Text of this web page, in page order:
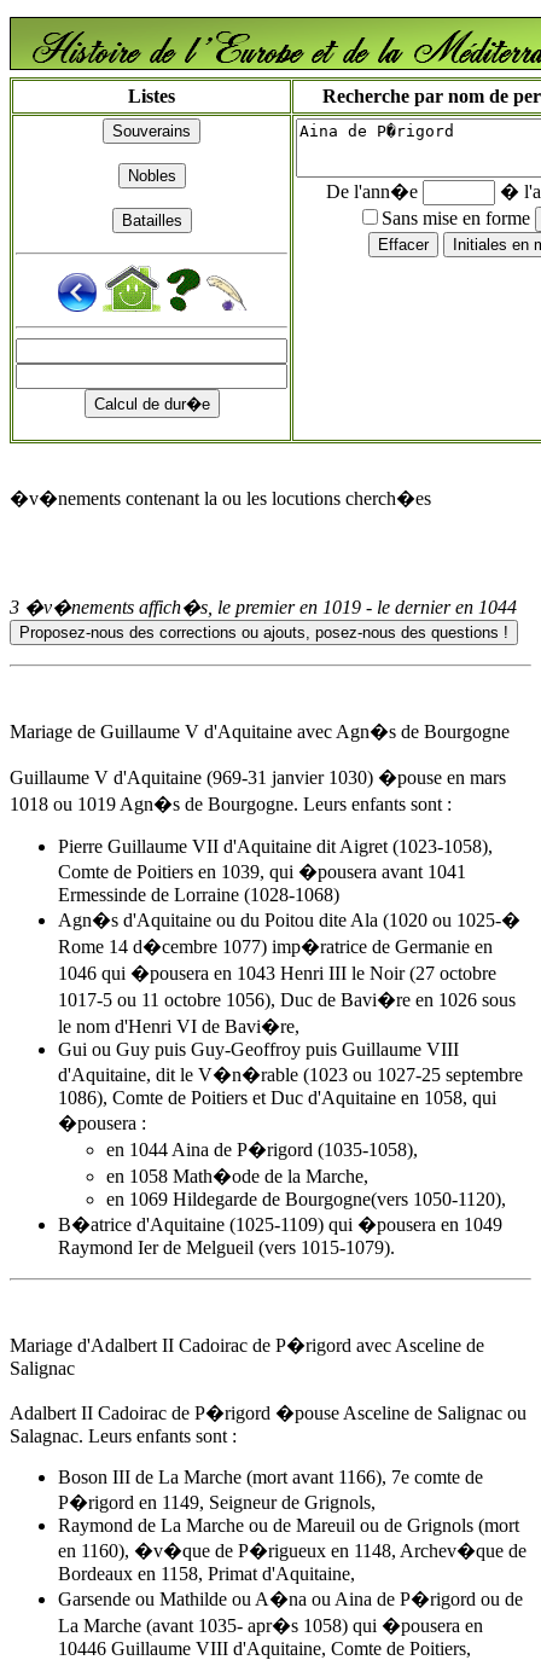
Listes Recherche par nom de
De l'ann�e
�
Sans mise en forme
�v�nements contenant la ou les locutions cherch�es
3 �v�nements affich�s, le premier en 1019 - le dernier en 1044
Mariage de Guillaume V d'Aquitaine avec Agn�s de Bourgogne
Guillaume V d'Aquitaine (969-31 janvier 1030) �pouse en mars
1018 ou 1019 Agn�s de Bourgogne. Leurs enfants sont :
Pierre Guillaume VII d'Aquitaine dit Aigret (1023-1058),
Comte de Poitiers en 1039, qui �pousera avant 1041
Ermessinde de Lorraine (1028-1068)
Agn�s d'Aquitaine ou du Poitou dite Ala (1020 ou 1025-�
Rome 14 d�cembre 1077) imp�ratrice de Germanie en
1046 qui �pousera en 1043 Henri III le Noir (27 octobre
1017-5 ou 11 octobre 1056), Duc de Bavi�re en 1026 sous
le nom d'Henri VI de Bavi�re,
Gui ou Guy puis Guy-Geoffroy puis Guillaume VIII
d'Aquitaine, dit le V�n�rable (1023 ou 1027-25 septembre
1086), Comte de Poitiers et Duc d'Aquitaine en 1058, qui
�pousera :
en 1044 Aina de P�rigord (1035-1058),
en 1058 Math�ode de la Marche,
en 1069 Hildegarde de Bourgogne(vers 1050-1120),
B�atrice d'Aquitaine (1025-1109) qui �pousera en 1049
Raymond Ier de Melgueil (vers 1015-1079).
Mariage d'Adalbert II Cadoirac de P�rigord avec Asceline de
Salignac
Adalbert II Cadoirac de P�rigord �pouse Asceline de Salignac ou
Salagnac. Leurs enfants sont :
Boson III de La Marche (mort avant 1166), 7e comte de
P�rigord en 1149, Seigneur de Grignols,
Raymond de La Marche ou de Mareuil ou de Grignols (mort
en 1160), �v�que de P�rigueux en 1148, Archev�que de
Bordeaux en 1158, Primat d'Aquitaine,
Garsende ou Mathilde ou A�na ou Aina de P�rigord ou de
La Marche (avant 1035- apr�s 1058) qui �pousera en
10446 Guillaume VIII d'Aquitaine, Comte de Poitiers,